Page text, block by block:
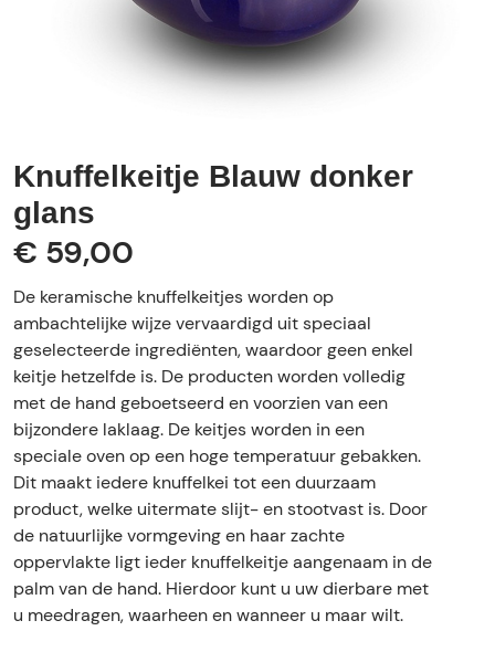
Knuffelkeitje Blauw donker
glans
€ 59,00
De keramische knuffelkeitjes worden op
ambachtelijke wijze vervaardigd uit speciaal
geselecteerde ingrediënten, waardoor geen enkel
keitje hetzelfde is. De producten worden volledig
met de hand geboetseerd en voorzien van een
bijzondere laklaag. De keitjes worden in een
speciale oven op een hoge temperatuur gebakken.
Dit maakt iedere knuffelkei tot een duurzaam
product, welke uitermate slijt- en stootvast is. Door
de natuurlijke vormgeving en haar zachte
oppervlakte ligt ieder knuffelkeitje aangenaam in de
palm van de hand. Hierdoor kunt u uw dierbare met
u meedragen, waarheen en wanneer u maar wilt.